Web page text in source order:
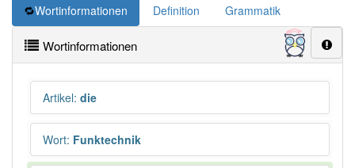
Wortinformationen Definition Grammatik
Wortinformationen
Artikel: die
Wort: Funktechnik